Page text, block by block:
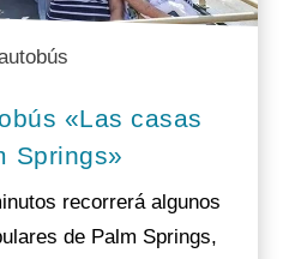
«Las casas
Springs»
recorrerá algunos
de Palm Springs,